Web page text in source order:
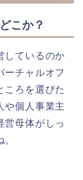
こか？
しているのか
ーチャルオフ
ころを選びた
や個人事業主
営母体がしっ